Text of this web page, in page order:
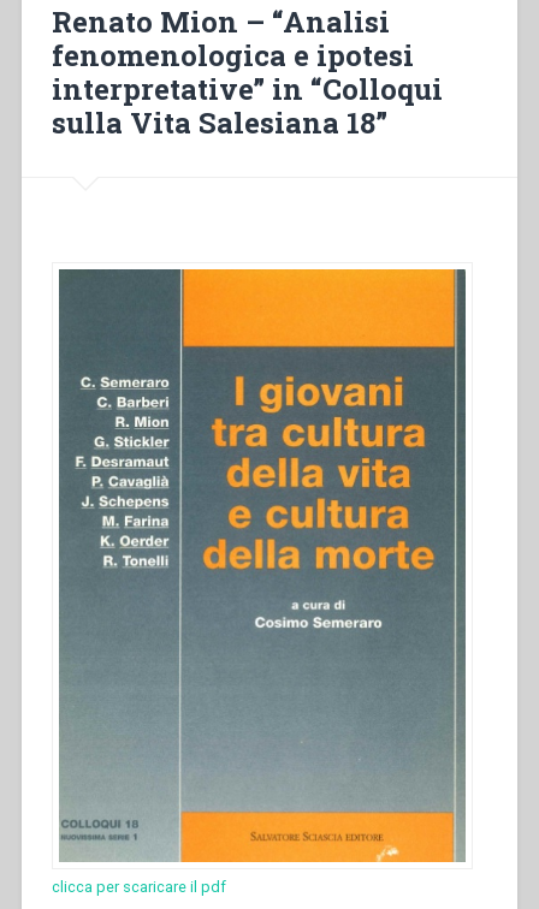
Renato Mion – “Analisi
fenomenologica e ipotesi
interpretative” in “Colloqui
sulla Vita Salesiana 18”
clicca per scaricare il pdf